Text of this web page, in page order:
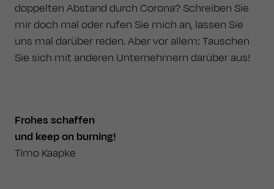
doppelten Abstand durch Corona? Schreiben Sie
mir doch mal oder rufen Sie mich an, lassen Sie
uns mal darüber reden. Aber vor allem: Tauschen
Sie sich mit anderen Unternehmern darüber aus!
Frohes schaffen
und keep on burning!
Timo Kaapke